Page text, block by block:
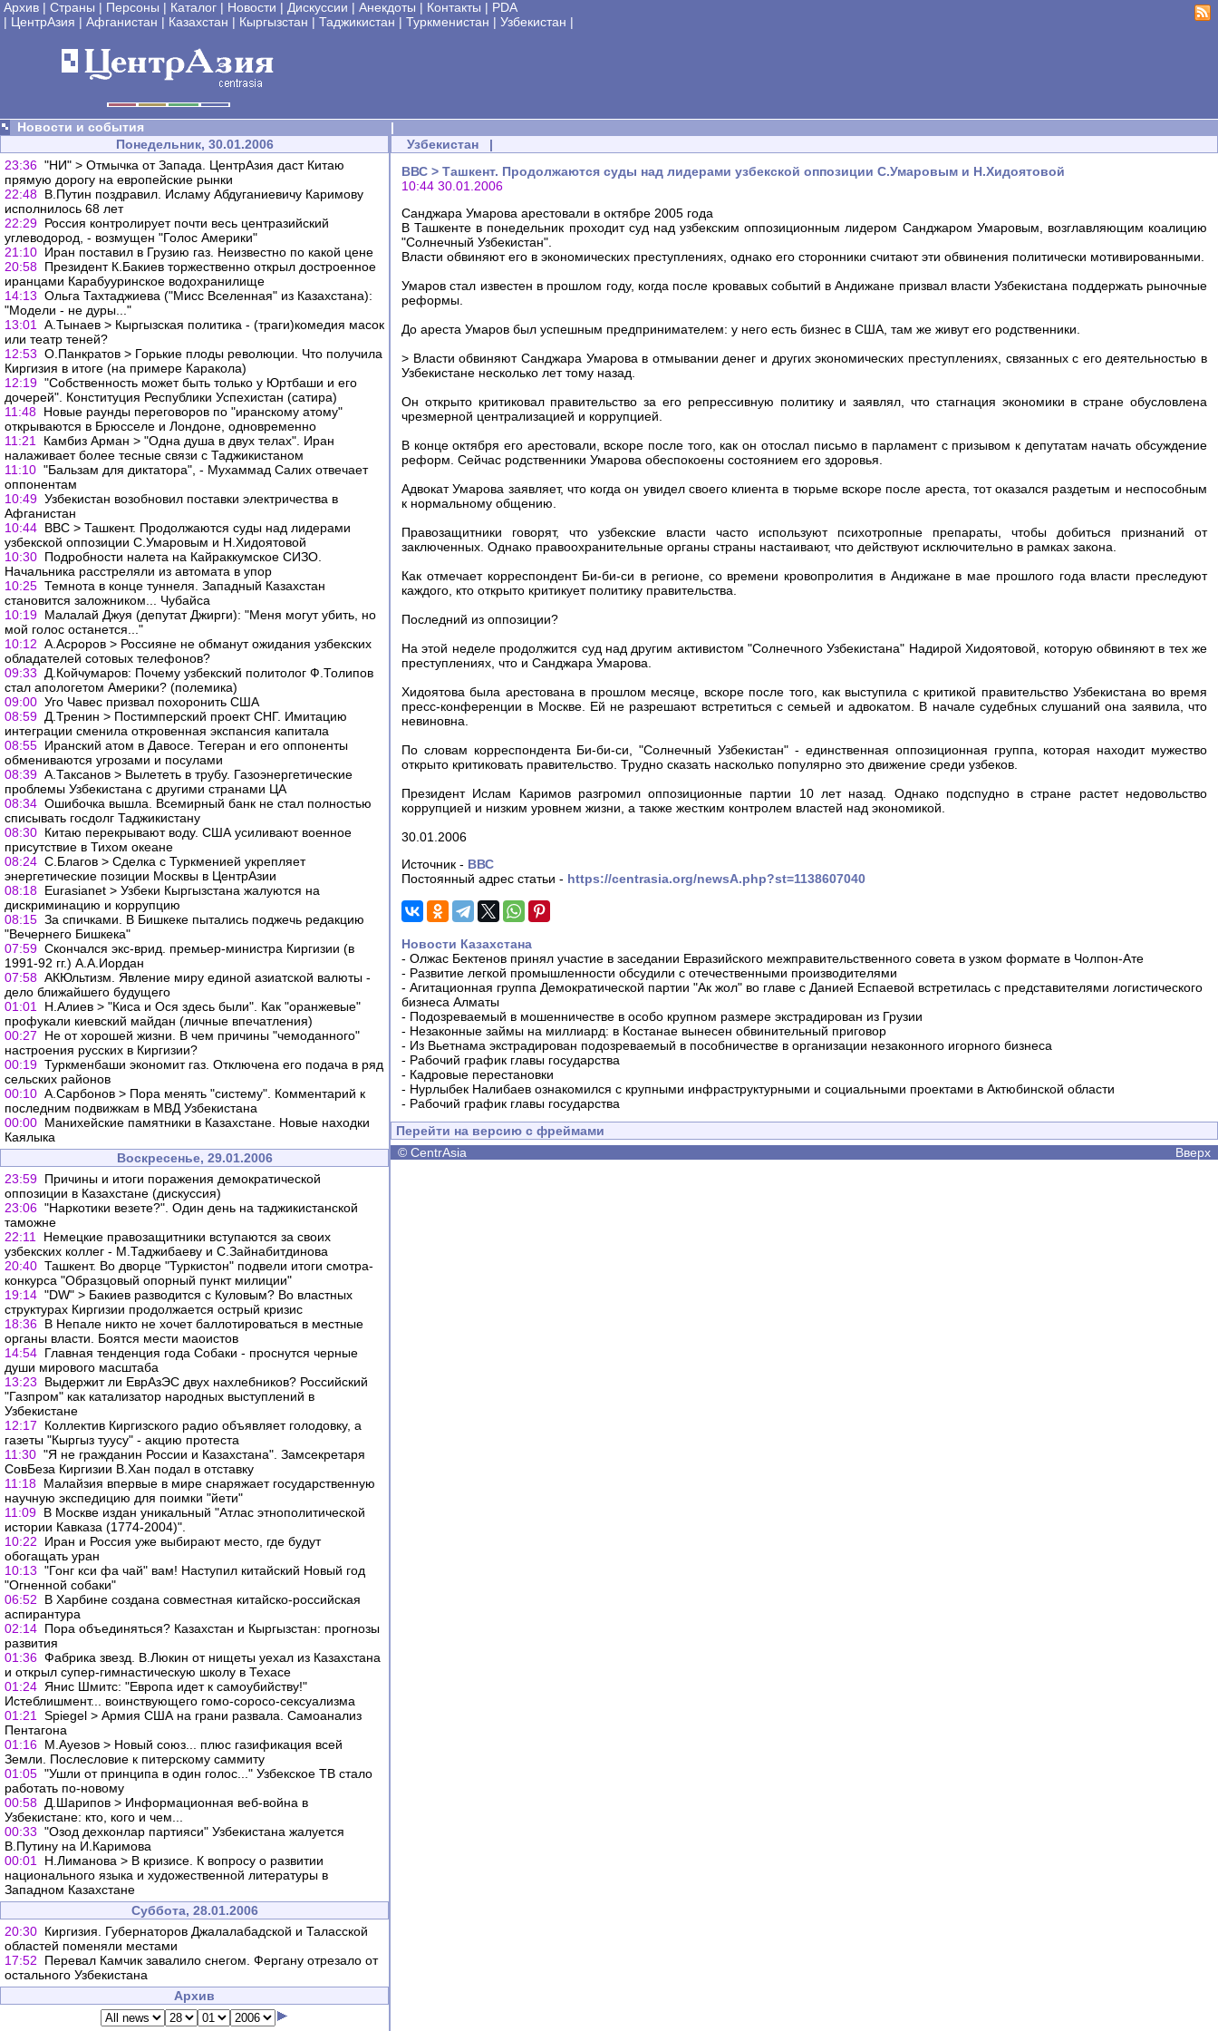
Архив | Страны | Персоны | Каталог | Новости | Дискуссии | Анекдоты | Контакты | PDA
| ЦентрАзия | Афганистан | Казахстан | Кыргызстан | Таджикистан | Туркменистан | Узбекистан |
Новости и события
|
Понедельник, 30.01.2006
23:36 "НИ" > Отмычка от Запада. ЦентрАзия даст Китаю
прямую дорогу на европейские рынки
22:48 В.Путин поздравил. Исламу Абдуганиевичу Каримову
исполнилось 68 лет
22:29 Россия контролирует почти весь центразийский
углеводород, - возмущен "Голос Америки"
21:10 Иран поставил в Грузию газ. Неизвестно по какой цене
20:58 Президент К.Бакиев торжественно открыл достроенное
иранцами Карабууринское водохранилище
14:13 Ольга Тахтаджиева ("Мисс Вселенная" из Казахстана):
"Модели - не дуры..."
13:01
А.Тынаев > Кыргызская политика - (траги)комедия масок
или театр теней?
12:53 О.Панкратов > Горькие плоды революции. Что получила
Киргизия в итоге (на примере Каракола)
12:19 "Собственность может быть только у Юртбаши и его
дочерей". Конституция Республики Успехистан (сатира)
11:48 Новые раунды переговоров по "иранскому атому"
открываются в Брюсселе и Лондоне, одновременно
11:21
Камбиз Арман > "Одна душа в двух телах". Иран
налаживает более тесные связи с Таджикистаном
11:10 "Бальзам для диктатора", - Мухаммад Салих отвечает
оппонентам
10:49 Узбекистан возобновил поставки электричества в
Афганистан
10:44 ВВС > Ташкент. Продолжаются суды над лидерами
узбекской оппозиции С.Умаровым и Н.Хидоятовой
10:30 Подробности налета на Кайраккумское СИЗО.
Начальника расстреляли из автомата в упор
10:25 Темнота в конце туннеля. Западный Казахстан
становится заложником... Чубайса
10:19 Малалай Джуя (депутат Джирги): "Меня могут убить, но
мой голос останется..."
10:12 А.Асроров > Россияне не обманут ожидания узбекских
обладателей сотовых телефонов?
09:33
Д.Койчумаров: Почему узбекский политолог Ф.Толипов
стал апологетом Америки? (полемика)
09:00 Уго Чавес призвал похоронить США
08:59 Д.Тренин > Постимперский проект CНГ. Имитацию
интеграции сменила откровенная экспансия капитала
08:55 Иранский атом в Давосе. Тегеран и его оппоненты
обмениваются угрозами и посулами
08:39 А.Таксанов > Вылететь в трубу. Газоэнергетические
проблемы Узбекистана с другими странами ЦА
08:34 Ошибочка вышла. Всемирный банк не стал полностью
списывать госдолг Таджикистану
08:30 Китаю перекрывают воду. США усиливают военное
присутствие в Тихом океане
08:24 С.Благов > Сделка с Туркменией укрепляет
энергетические позиции Москвы в ЦентрАзии
08:18 Eurasianet > Узбеки Кыргызстана жалуются на
дискриминацию и коррупцию
08:15 За спичками. В Бишкеке пытались поджечь редакцию
"Вечернего Бишкека"
07:59 Скончался экс-врид. премьер-министра Киргизии (в
1991-92 гг.) А.А.Иордан
07:58 АКЮльтизм. Явление миру единой азиатской валюты -
дело ближайшего будущего
01:01
Н.Алиев > "Киса и Ося здесь были". Как "оранжевые"
профукали киевский майдан (личные впечатления)
00:27
Не от хорошей жизни. В чем причины "чемоданного"
настроения русских в Киргизии?
00:19 Туркменбаши экономит газ. Отключена его подача в ряд
сельских районов
00:10 А.Сарбонов > Пора менять "систему". Комментарий к
последним подвижкам в МВД Узбекистана
00:00 Манихейские памятники в Казахстане. Новые находки
Каялыка
Воскресенье, 29.01.2006
23:59 Причины и итоги поражения демократической
оппозиции в Казахстане (дискуссия)
23:06 "Наркотики везете?". Один день на таджикистанской
таможне
22:11
Немецкие правозащитники вступаются за своих
узбекских коллег - М.Таджибаеву и С.Зайнабитдинова
20:40 Ташкент. Во дворце "Туркистон" подвели итоги смотра-
конкурса "Образцовый опорный пункт милиции"
19:14 "DW" > Бакиев разводится с Куловым? Во властных
структурах Киргизии продолжается острый кризис
18:36 В Непале никто не хочет баллотироваться в местные
органы власти. Боятся мести маоистов
14:54 Главная тенденция года Собаки - проснутся черные
души мирового масштаба
13:23
Выдержит ли ЕврАзЭС двух нахлебников? Российский
"Газпром" как катализатор народных выступлений в
Узбекистане
12:17
Коллектив Киргизского радио объявляет голодовку, а
газеты "Кыргыз туусу" - акцию протеста
11:30 "Я не гражданин России и Казахстана". Замсекретаря
CовБеза Киргизии В.Хан подал в отставку
11:18 Малайзия впервые в мире снаряжает государственную
научную экспедицию для поимки "йети"
11:09 В Москве издан уникальный "Атлас этнополитической
истории Кавказа (1774-2004)".
10:22
Иран и Россия уже выбирают место, где будут
обогащать уран
10:13 "Гонг кси фа чай" вам! Наступил китайский Новый год
"Огненной собаки"
06:52
В Харбине создана совместная китайско-российская
аспирантура
02:14 Пора объединяться? Казахстан и Кыргызстан: прогнозы
развития
01:36 Фабрика звезд. В.Люкин от нищеты уехал из Казахстана
и открыл супер-гимнастическую школу в Техасе
01:24 Янис Шмитс: "Европа идет к самоубийству!"
Истеблишмент... воинствующего гомо-соросо-сексуализма
01:21
Spiegel > Армия США на грани развала. Самоанализ
Пентагона
01:16 М.Ауезов > Новый союз... плюс газификация всей
Земли. Послесловие к питерскому саммиту
01:05 "Ушли от принципа в один голос..." Узбекское ТВ стало
работать по-новому
00:58 Д.Шарипов > Информационная веб-война в
Узбекистане: кто, кого и чем...
00:33 "Озод дехконлар партияси" Узбекистана жалуется
В.Путину на И.Каримова
00:01
Н.Лиманова > В кризисе. К вопросу о развитии
национального языка и художественной литературы в
Западном Казахстане
Суббота, 28.01.2006
20:30 Киргизия. Губернаторов Джалалабадской и Таласской
областей поменяли местами
17:52
Перевал Камчик завалило снегом. Фергану отрезало от
остального Узбекистана
Архив
Узбекистан |
ВВС > Ташкент. Продолжаются суды над лидерами узбекской оппозиции С.Умаровым и Н.Хидоятовой
10:44 30.01.2006
Санджара Умарова арестовали в октябре 2005 года
В Ташкенте в понедельник проходит суд над узбекским оппозиционным лидером Санджаром Умаровым, возглавляющим коалицию
"Солнечный Узбекистан".
Власти обвиняют его в экономических преступлениях, однако его сторонники считают эти обвинения политически мотивированными.
Умаров стал известен в прошлом году, когда после кровавых событий в Андижане призвал власти Узбекистана поддержать рыночные
реформы.
До ареста Умаров был успешным предпринимателем: у него есть бизнес в США, там же живут его родственники.
> Власти обвиняют Санджара Умарова в отмывании денег и других экономических преступлениях, связанных с его деятельностью в
Узбекистане несколько лет тому назад.
Он открыто критиковал правительство за его репрессивную политику и заявлял, что стагнация экономики в стране обусловлена
чрезмерной централизацией и коррупцией.
В конце октября его арестовали, вскоре после того, как он отослал письмо в парламент с призывом к депутатам начать обсуждение
реформ. Сейчас родственники Умарова обеспокоены состоянием его здоровья.
Адвокат Умарова заявляет, что когда он увидел своего клиента в тюрьме вскоре после ареста, тот оказался раздетым и неспособным
к нормальному общению.
Правозащитники говорят, что узбекские власти часто используют психотропные препараты, чтобы добиться признаний от
заключенных. Однако правоохранительные органы страны настаивают, что действуют исключительно в рамках закона.
Как отмечает корреспондент Би-би-си в регионе, со времени кровопролития в Андижане в мае прошлого года власти преследуют
каждого, кто открыто критикует политику правительства.
Последний из оппозиции?
На этой неделе продолжится суд над другим активистом "Солнечного Узбекистана" Надирой Хидоятовой, которую обвиняют в тех же
преступлениях, что и Санджара Умарова.
Хидоятова была арестована в прошлом месяце, вскоре после того, как выступила с критикой правительство Узбекистана во время
пресс-конференции в Москве. Ей не разрешают встретиться с семьей и адвокатом. В начале судебных слушаний она заявила, что
невиновна.
По словам корреспондента Би-би-си, "Солнечный Узбекистан" - единственная оппозиционная группа, которая находит мужество
открыто критиковать правительство. Трудно сказать насколько популярно это движение среди узбеков.
Президент Ислам Каримов разгромил оппозиционные партии 10 лет назад. Однако подспудно в стране растет недовольство
коррупцией и низким уровнем жизни, а также жестким контролем властей над экономикой.
30.01.2006
Источник - ВВС
Постоянный адрес статьи - https://centrasia.org/newsA.php?st=1138607040
Новости Казахстана
- Олжас Бектенов принял участие в заседании Евразийского межправительственного совета в узком формате в Чолпон-Ате
- Развитие легкой промышленности обсудили с отечественными производителями
- Агитационная группа Демократической партии "Ак жол" во главе с Данией Еспаевой встретилась с представителями логистического
бизнеса Алматы
- Подозреваемый в мошенничестве в особо крупном размере экстрадирован из Грузии
- Незаконные займы на миллиард: в Костанае вынесен обвинительный приговор
- Из Вьетнама экстрадирован подозреваемый в пособничестве в организации незаконного игорного бизнеса
- Рабочий график главы государства
- Кадровые перестановки
- Нурлыбек Налибаев ознакомился с крупными инфраструктурными и социальными проектами в Актюбинской области
- Рабочий график главы государства
Перейти на версию с фреймами
© CentrAsia Вверх